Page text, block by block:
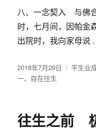
八、一念契入 与佛
时，七月间，因帕金
出院时，我向家母
发
布
2018年7月29日
分
平生业
一、 自在往生
往生之前